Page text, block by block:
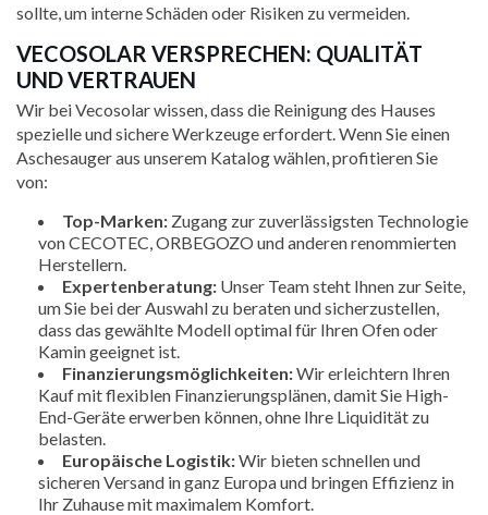
sollte, um interne Schäden oder Risiken zu vermeiden.
VECOSOLAR VERSPRECHEN: QUALITÄT
UND VERTRAUEN
Wir bei Vecosolar wissen, dass die Reinigung des Hauses
spezielle und sichere Werkzeuge erfordert. Wenn Sie einen
Aschesauger aus unserem Katalog wählen, profitieren Sie
von:
Top-Marken: Zugang zur zuverlässigsten Technologie
von CECOTEC, ORBEGOZO und anderen renommierten
Herstellern.
Expertenberatung: Unser Team steht Ihnen zur Seite,
um Sie bei der Auswahl zu beraten und sicherzustellen,
dass das gewählte Modell optimal für Ihren Ofen oder
Kamin geeignet ist.
Finanzierungsmöglichkeiten:Wir erleichtern Ihren
Kauf mit flexiblen Finanzierungsplänen, damit Sie High-
End-Geräte erwerben können, ohne Ihre Liquidität zu
belasten.
Europäische Logistik:Wir bieten schnellen und
sicheren Versand in ganz Europa und bringen Effizienz in
Ihr Zuhause mit maximalem Komfort.